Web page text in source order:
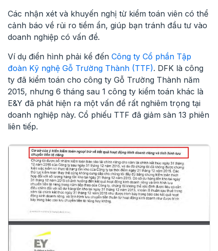
Các nhận xét và khuyến nghị từ kiểm toán viên có thể
cảnh báo về rủi ro tiềm ẩn, giúp bạn tránh đầu tư vào
doanh nghiệp có vấn đề.
Ví dụ điển hình phải kể đến Công ty Cổ phần Tập
đoàn Kỹ nghệ Gỗ Trường Thành (TTF). DFK là công
ty đã kiểm toán cho công ty Gỗ Trường Thành năm
2015, nhưng 6 tháng sau 1 công ty kiểm toán khác là
E&Y đã phát hiện ra một vấn đề rất nghiêm trọng tại
doanh nghiệp này. Cổ phiếu TTF đã giảm sàn 13 phiên
liên tiếp.